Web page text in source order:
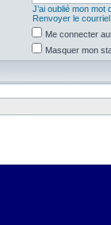
J’ai oublié mon mot
Renvoyer le courriel
Me connecter
Masquer mon